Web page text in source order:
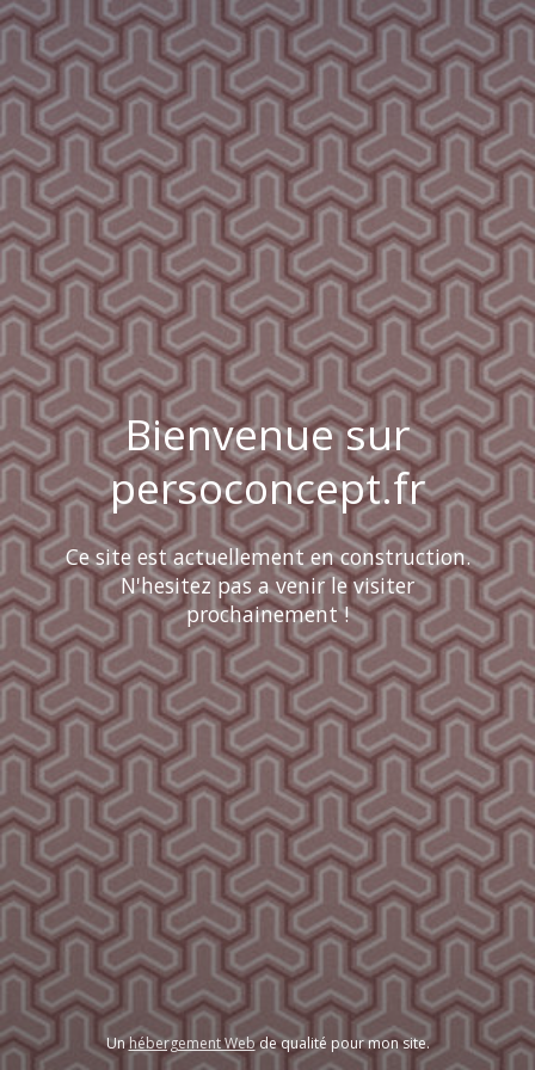
Bienvenue sur
persoconcept.fr
Ce site est actuellement en construction.
N'hesitez pas a venir le visiter
prochainement !
Unhébergement Webde qualité pour mon site.